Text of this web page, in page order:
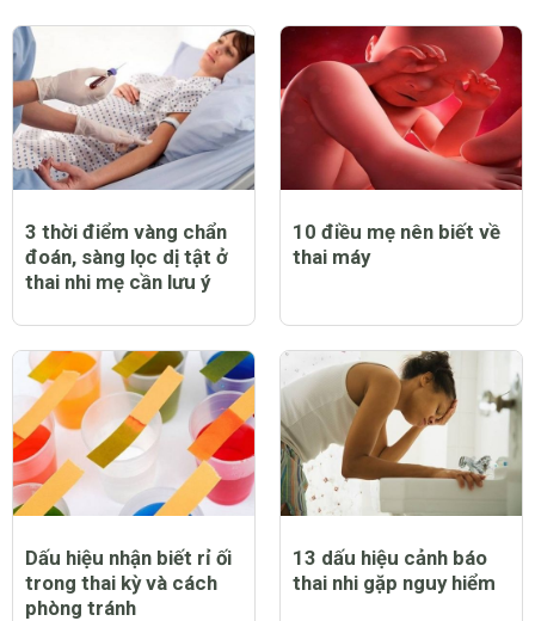
3 thời điểm vàng chẩn
đoán, sàng lọc dị tật ở
thai nhi mẹ cần lưu ý
10 điều mẹ nên biết về
thai máy
Dấu hiệu nhận biết rỉ ối
trong thai kỳ và cách
phòng tránh
13 dấu hiệu cảnh báo
thai nhi gặp nguy hiểm